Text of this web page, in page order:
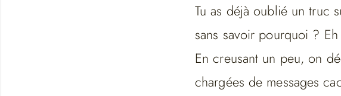
Tu as déjà oublié un truc
sans savoir pourquoi ?
En creusant un peu, on
chargées de messages